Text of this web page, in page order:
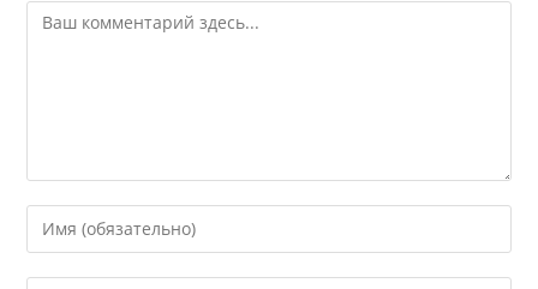
Комментарий
Введите
свое
имя